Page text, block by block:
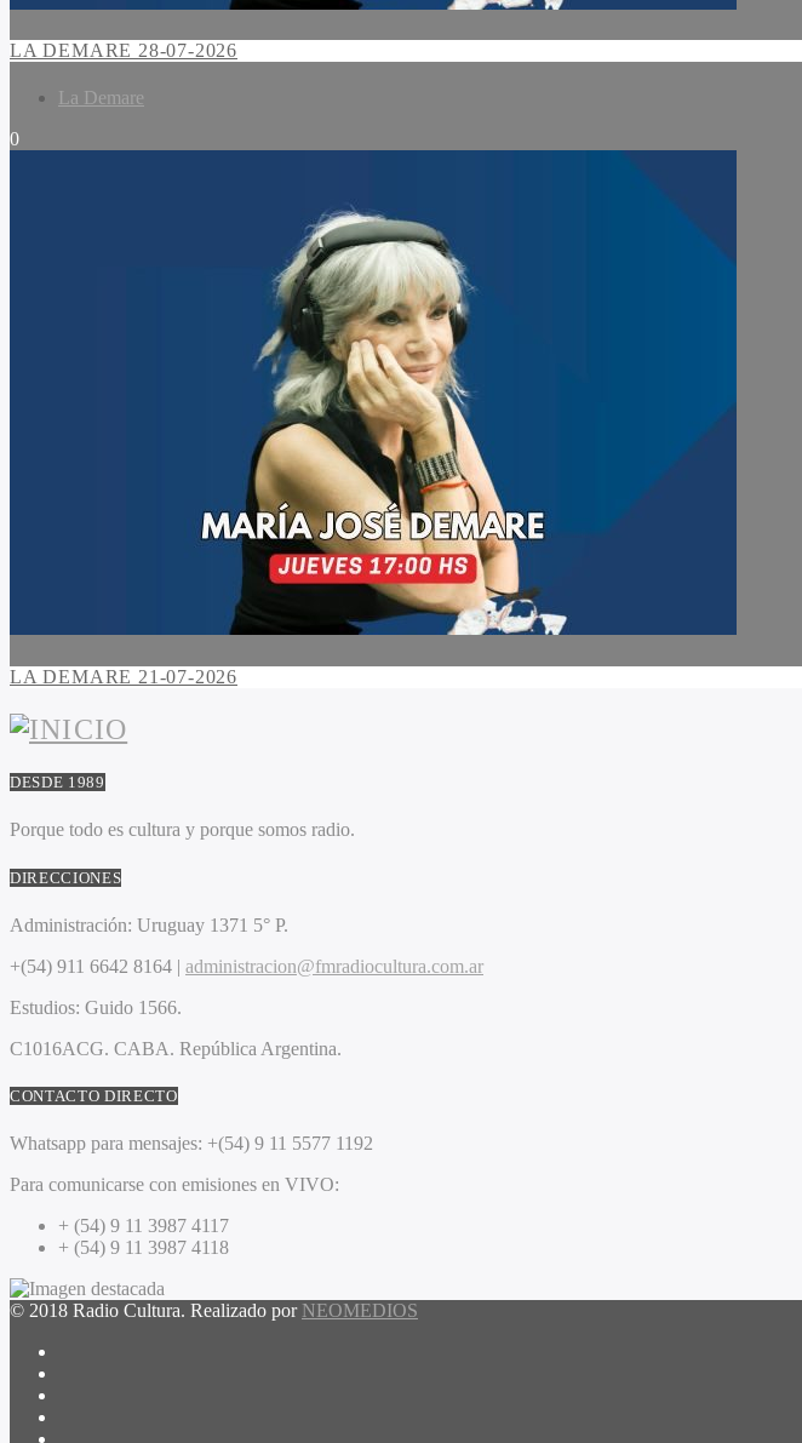
LA DEMARE 28-07-2026
La Demare
0
LA DEMARE 21-07-2026
DESDE 1989
Porque todo es cultura y porque somos radio.
DIRECCIONES
Administración: Uruguay 1371 5° P.
+(54) 911 6642 8164 | administracion@fmradiocultura.com.ar
Estudios: Guido 1566.
C1016ACG. CABA. República Argentina.
CONTACTO DIRECTO
Whatsapp para mensajes: +(54) 9 11 5577 1192
Para comunicarse con emisiones en VIVO:
+ (54) 9 11 3987 4117
+ (54) 9 11 3987 4118
© 2018 Radio Cultura. Realizado por NEOMEDIOS